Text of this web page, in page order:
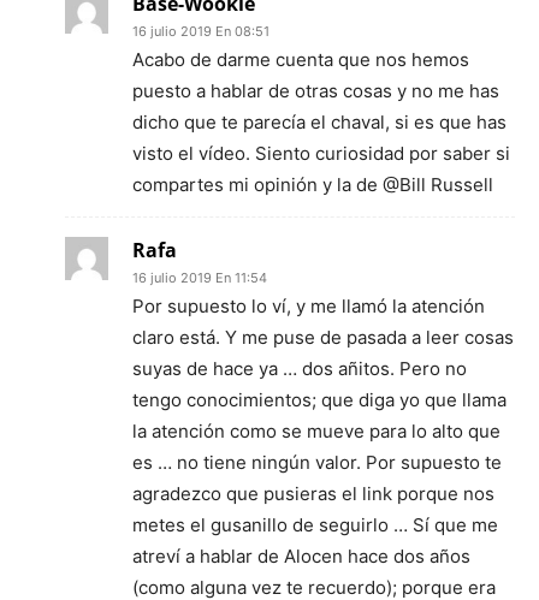
16 julio 2019 En 08:51
Acabo de darme cuenta que nos hemos
puesto a hablar de otras cosas y no me has
dicho que te parecía el chaval, si es que has
visto el vídeo. Siento curiosidad por saber si
compartes mi opinión y la de @Bill Russell
Rafa
16 julio 2019 En 11:54
Por supuesto lo ví, y me llamó la atención
claro está. Y me puse de pasada a leer cosas
suyas de hace ya … dos añitos. Pero no
tengo conocimientos; que diga yo que llama
la atención como se mueve para lo alto que
es … no tiene ningún valor. Por supuesto te
agradezco que pusieras el link porque nos
metes el gusanillo de seguirlo … Sí que me
atreví a hablar de Alocen hace dos años
(como alguna vez te recuerdo); porque era